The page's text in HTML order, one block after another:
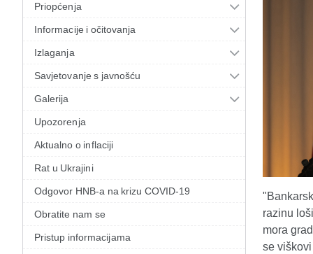
Priopćenja
Informacije i očitovanja
Izlaganja
Savjetovanje s javnošću
Galerija
Upozorenja
Aktualno o inflaciji
Rat u Ukrajini
Odgovor HNB-a na krizu COVID-19
Obratite nam se
Pristup informacijama
razinu
mora
se